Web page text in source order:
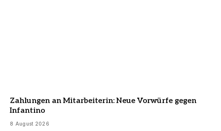
Zahlungen an Mitarbeiterin: Neue Vorwürfe gegen
Infantino
8 August 2026